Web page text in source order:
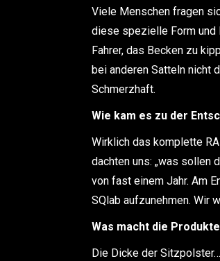
Viele Menschen fragen
diese spezielle Form und
Fahrer, das Becken zu
bei anderen Satteln nicht
Schmerzhaft.
Wie kam es zu der
Wirklich das komplette
dachten uns: „was sollen
von fast einem Jahr. Am
SQlab aufzunehmen. Wir
Was macht die
Die Dicke der